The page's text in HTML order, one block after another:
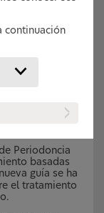
Periodoncia
basadas
guía se ha
el tratamiento
continuación